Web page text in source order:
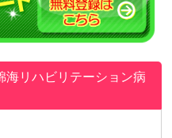
海リハビリテーション病